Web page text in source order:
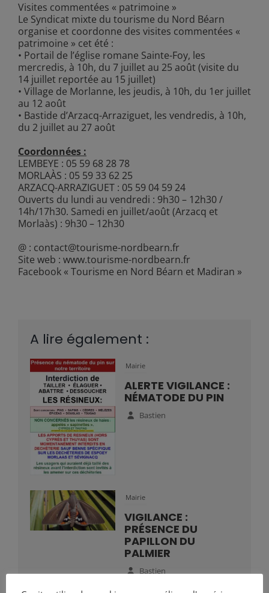
Visites commentées « patrimoine »
Le Syndicat mixte du tourisme du Nord Béarn
organise et coordonne des visites commentées «
patrimoine » cet été :
• Portail de l’église romane Sainte-Foy, les
mercredis, à 10h, du 7 juillet au 25 août (visite du
14 juillet reportée au 15 juillet)
• Village de Morlanne, les jeudis, à 10h, du 1er juillet
au 12 août
• Bastide d’Arzacq-Arraziguet, les vendredis, à 10h,
du 2 juillet au 27 août
Coordonnées :
LEMBEYE : 05 59 68 28 78
MORLAÀS : 05 59 33 62 25
ARZACQ-ARRAZIGUET : 05 59 04 59 24
Ouverts du lundi au vendredi : 9h30 – 12h30 /
14h/17h30. Samedi en juillet/août (Arzacq et
Morlaàs) : 9h30 – 12h30
@ : contact@tourisme-nordbearn.fr
Site web : www.tourisme-nordbearn.fr
Facebook « Tourisme en Nord Béarn et Madiran »
A lire également :
Mairie
ALERTE VIGILANCE :
NÉMATODE DU PIN
Bastien
Mairie
VIGILANCE :
PRÉSENCE DU
PAPILLON DU
PALMIER
Bastien